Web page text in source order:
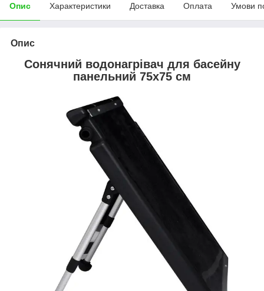
Опис Характеристики Доставка Оплата Умови
Опис
Сонячний водонагрівач для басейну
панельний 75x75 см